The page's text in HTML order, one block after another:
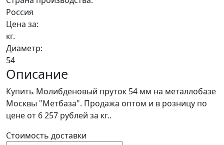
Россия
Цена за:
кг.
Диаметр:
54
Описание
Купить Молибденовый пруток 54 мм на металлобазе
Москвы "Метбаза". Продажа оптом и в розницу по
цене от 6 257 рублей за кг..
Стоимость доставки